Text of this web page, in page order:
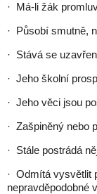
· Má-li žák
· Působí smutně,
· Stává se
· Jeho školní
· Jeho věci jsou
· Zašpiněný nebo
· Stále postrádá
· Odmítá vysvětlit
nepravděpodobné